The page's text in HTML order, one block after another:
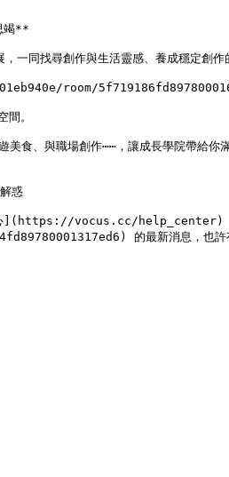
竭**
一同找尋創作與生活靈感、養成穩定創作
room/
間。
食、與職場創作⋯⋯，讓成長學院帶給
惑
心](https://vocus.cc/help_center)